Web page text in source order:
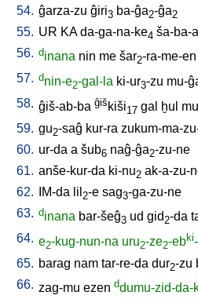
54. ĝarza-zu ĝiri3 ba-ĝa2-ĝa2
55. UR KA da-ga-na-ke4 ša-ba-
56. dinana nin me šar2-ra-me-en
57. dnin-e2-gal-la ki-ur3-zu mu-
58. ĝiš-ab-ba ĝiš kiši17 gal ḫul mu
59. gu2-saĝ kur-ra zukum-ma-
60. ur-da a šub6 naĝ-ĝa2-zu-ne
61. anše-kur-da ki-nu2 ak-a-zu-
62.
IM-da lil 2-e sag3-ga-zu-ne
63. dinana bar-šeĝ3 ud gid2-da
64. e2-kug-nun-na uru2-ze2-ebki
65. barag nam tar-re-da dur2-zu
66. zag-mu ezen ddumu-zid-da-